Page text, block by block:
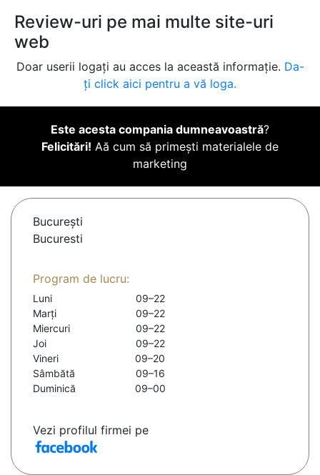
Review-uri pe mai multe site-uri
web
Doar userii logați au acces la această informație. Da-
ți click aici pentru a vă loga.
Este acesta compania dumneavoastră?
Felicitări! Aă cum să primești materialele de
marketing
Bucureşti
Bucuresti
Program de lucru:
Luni
09–22
Marți
09–22
Miercuri
09–22
Joi
09–22
Vineri
09–20
Sâmbătă
09–16
Duminică
09–00
Vezi profilul firmei pe